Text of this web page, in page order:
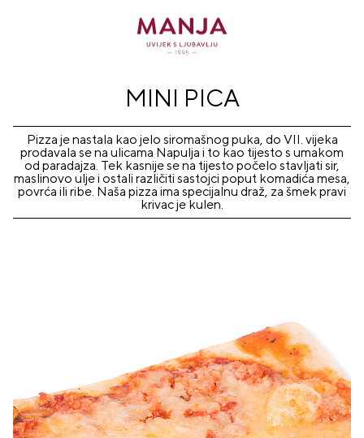
MINI PICA
Pizza je nastala kao jelo siromašnog puka, do VII. vijeka
prodavala se na ulicama Napulja i to kao tijesto s umakom
od paradajza. Tek kasnije se na tijesto počelo stavljati sir,
maslinovo ulje i ostali različiti sastojci poput komadića mesa,
povrća ili ribe. Naša pizza ima specijalnu draž, za šmek pravi
krivac je kulen.